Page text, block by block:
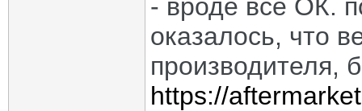
- вроде всё ОК.
оказалось, что
производителя,
https://